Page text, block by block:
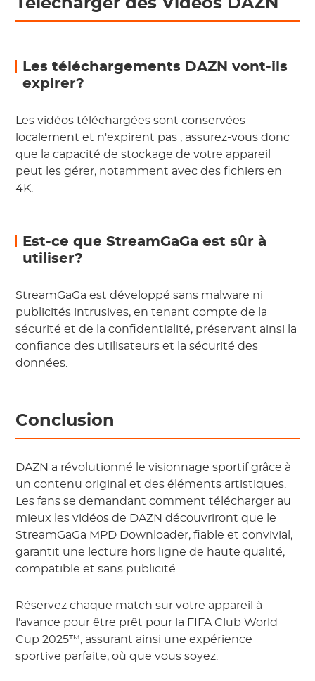
Télécharger des Vidéos DAZN
Les téléchargements DAZN vont-ils
expirer?
Les vidéos téléchargées sont conservées
localement et n'expirent pas ; assurez-vous donc
que la capacité de stockage de votre appareil
peut les gérer, notamment avec des fichiers en
4K.
Est-ce que StreamGaGa est sûr à
utiliser?
StreamGaGa est développé sans malware ni
publicités intrusives, en tenant compte de la
sécurité et de la confidentialité, préservant ainsi la
confiance des utilisateurs et la sécurité des
données.
Conclusion
DAZN a révolutionné le visionnage sportif grâce à
un contenu original et des éléments artistiques.
Les fans se demandant comment télécharger au
mieux les vidéos de DAZN découvriront que le
StreamGaGa MPD Downloader, fiable et convivial,
garantit une lecture hors ligne de haute qualité,
compatible et sans publicité.
Réservez chaque match sur votre appareil à
l'avance pour être prêt pour la FIFA Club World
Cup 2025™, assurant ainsi une expérience
sportive parfaite, où que vous soyez.